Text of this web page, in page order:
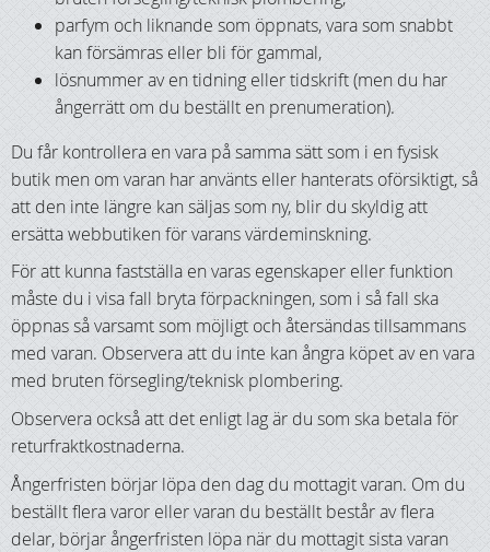
parfym och liknande som öppnats, vara som snabbt
kan försämras eller bli för gammal,
lösnummer av en tidning eller tidskrift (men du har
ångerrätt om du beställt en prenumeration).
Du får kontrollera en vara på samma sätt som i en fysisk
butik men om varan har använts eller hanterats oförsiktigt, så
att den inte längre kan säljas som ny, blir du skyldig att
ersätta webbutiken för varans värdeminskning.
För att kunna fastställa en varas egenskaper eller funktion
måste du i visa fall bryta förpackningen, som i så fall ska
öppnas så varsamt som möjligt och återsändas tillsammans
med varan. Observera att du inte kan ångra köpet av en vara
med bruten försegling/teknisk plombering.
Observera också att det enligt lag är du som ska betala för
returfraktkostnaderna.
Ångerfristen börjar löpa den dag du mottagit varan. Om du
beställt flera varor eller varan du beställt består av flera
delar, börjar ångerfristen löpa när du mottagit sista varan